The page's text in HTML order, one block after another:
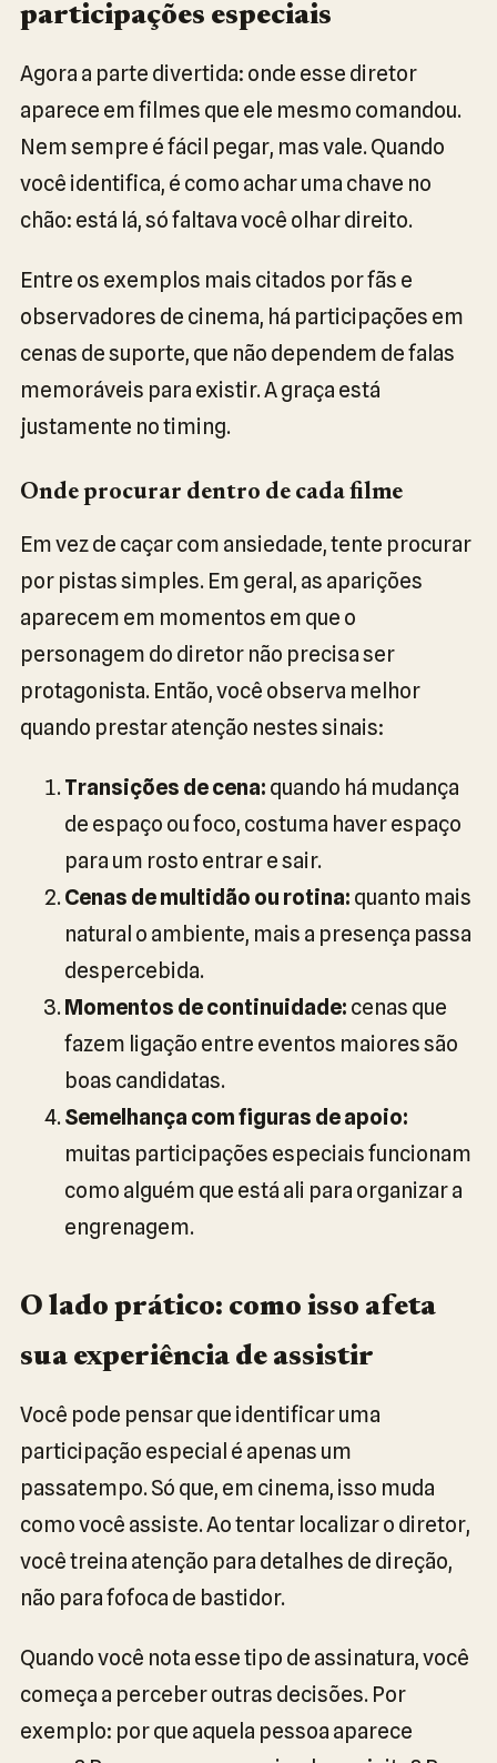
participações especiais
Agora a parte divertida: onde esse diretor
aparece em filmes que ele mesmo comandou.
Nem sempre é fácil pegar, mas vale. Quando
você identifica, é como achar uma chave no
chão: está lá, só faltava você olhar direito.
Entre os exemplos mais citados por fãs e
observadores de cinema, há participações em
cenas de suporte, que não dependem de falas
memoráveis para existir. A graça está
justamente no timing.
Onde procurar dentro de cada filme
Em vez de caçar com ansiedade, tente procurar
por pistas simples. Em geral, as aparições
aparecem em momentos em que o
personagem do diretor não precisa ser
protagonista. Então, você observa melhor
quando prestar atenção nestes sinais:
Transições de cena: quando há mudança
de espaço ou foco, costuma haver espaço
para um rosto entrar e sair.
Cenas de multidão ou rotina: quanto mais
natural o ambiente, mais a presença passa
despercebida.
Momentos de continuidade: cenas que
fazem ligação entre eventos maiores são
boas candidatas.
Semelhança com figuras de apoio:
muitas participações especiais funcionam
como alguém que está ali para organizar a
engrenagem.
O lado prático: como isso afeta
sua experiência de assistir
Você pode pensar que identificar uma
participação especial é apenas um
passatempo. Só que, em cinema, isso muda
como você assiste. Ao tentar localizar o diretor,
você treina atenção para detalhes de direção,
não para fofoca de bastidor.
Quando você nota esse tipo de assinatura, você
começa a perceber outras decisões. Por
exemplo: por que aquela pessoa aparece